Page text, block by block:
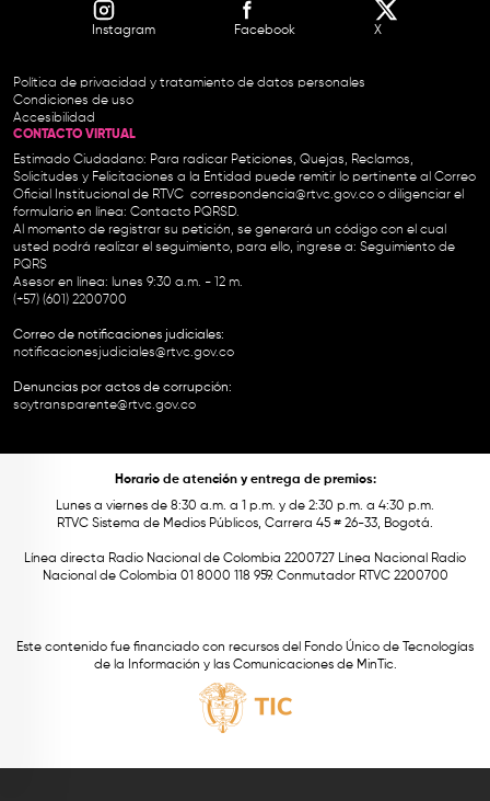
Instagram Facebook X
Política de privacidad y tratamiento de datos personales
Condiciones de uso
Accesibilidad
CONTACTO VIRTUAL
Estimado Ciudadano: Para radicar Peticiones, Quejas, Reclamos,
Solicitudes y Felicitaciones a la Entidad puede remitir lo pertinente al Correo
Oficial Institucional de RTVC correspondencia@rtvc.gov.co o diligenciar el
formulario en línea: Contacto PQRSD.
Al momento de registrar su petición, se generará un código con el cual
usted podrá realizar el seguimiento, para ello, ingrese a: Seguimiento de
PQRS
Asesor en línea: lunes 9:30 a.m. - 12 m.
(+57) (601) 2200700
Correo de notificaciones judiciales:
notificacionesjudiciales@rtvc.gov.co
Denuncias por actos de corrupción:
soytransparente@rtvc.gov.co
Horario de atención y entrega de premios:
Lunes a viernes de 8:30 a.m. a 1 p.m. y de 2:30 p.m. a 4:30 p.m.
RTVC Sistema de Medios Públicos, Carrera 45 # 26-33, Bogotá.
Línea directa Radio Nacional de Colombia 2200727 Línea Nacional Radio
Nacional de Colombia 01 8000 118 959. Conmutador RTVC 2200700
Este contenido fue financiado con recursos del Fondo Único de Tecnologías
de la Información y las Comunicaciones de MinTic.